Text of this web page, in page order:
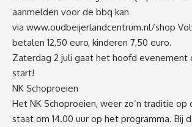
aanmelden voor de bbq kan
via www.oudbeijerlandcentrum.nl/shop
betalen 12,50 euro, kinderen 7,50 euro.
Zaterdag 2 juli gaat het hoofd evenement
start!
NK Schoproeien
Het NK Schoproeien, weer zo’n traditie op
staat om 14.00 uur op het programma. Bij